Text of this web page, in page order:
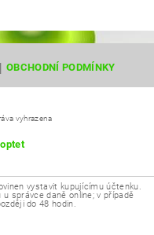
OBCHODNÍ PODMÍNKY
vyhrazena
vystavit kupujícímu účtenku.
správce daně online; v případě
do 48 hodin.